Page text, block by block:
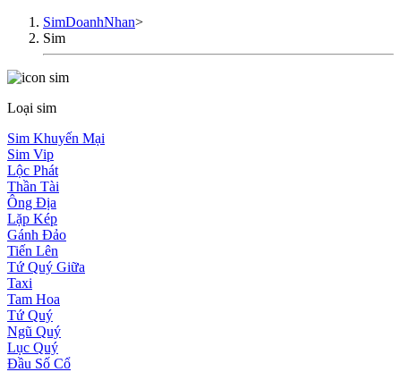
SimDoanhNhan>
Sim
Loại sim
Sim Khuyến Mại
Sim Vip
Lộc Phát
Thần Tài
Ông Địa
Lặp Kép
Gánh Đảo
Tiến Lên
Tứ Quý Giữa
Taxi
Tam Hoa
Tứ Quý
Ngũ Quý
Lục Quý
Đầu Số Cổ